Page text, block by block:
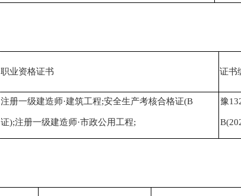
职业资格证书 证书
注册一级建造师·建筑工程;安全生产考核合格证(B
证);注册一级建造师·市政公用工程;
豫